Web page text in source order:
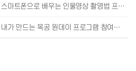
[열림프로그램] 스마트폰으로 배우는 인물영상 촬영법 프로그램 참여자 모집 (~3/29)
[열림프로그램] 내가 만드는 목공 원데이 프로그램 참여자 모집 (~3/29)